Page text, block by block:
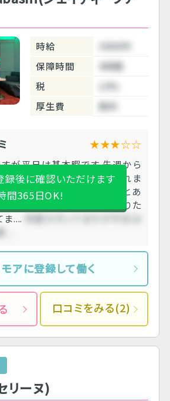
時給
3000円
保障時間
4時間
税
10%
厚生費
無料
★★★☆☆
が平日は基本暇です 先週から
ヘアメ有り（１２５０円引かれま
。 ヘアメと送り代引かれるとあ
が 平日は暇なので気楽にやりた
....
何度か行ってますが平日は
録後に確認いただけます
間365日OK!
モアに登録して働く
口コミをみる(2)
リーヌ)